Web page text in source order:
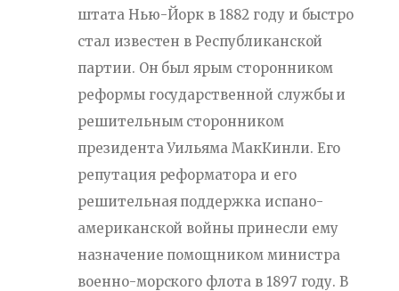
штата Нью-Йорк в 1882 году и быстро
стал известен в Республиканской
партии. Он был ярым сторонником
реформы государственной службы и
решительным сторонником
президента Уильяма МакКинли. Его
репутация реформатора и его
решительная поддержка испано-
американской войны принесли ему
назначение помощником министра
военно-морского флота в 1897 году. В